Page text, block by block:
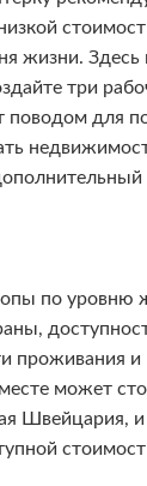
жизни.
три
поводом для
по уровню
проживания и
может
Швейцария,